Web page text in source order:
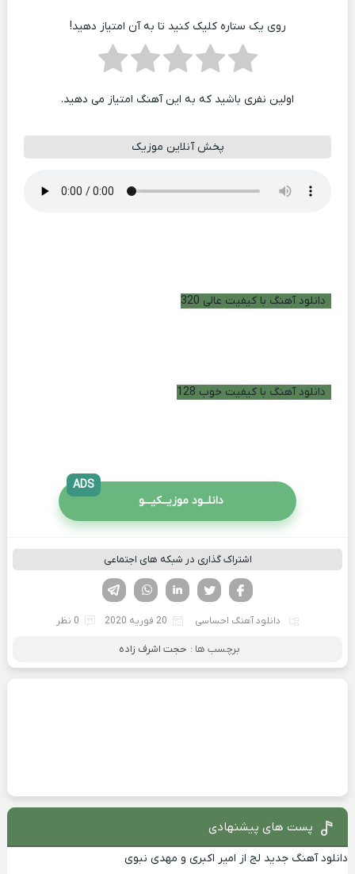
روی یک ستاره کلیک کنید تا به آن امتیاز دهید!
اولین نفری باشید که به این آهنگ امتیاز می دهید.
پخش آنلاین موزیک
دانلود آهنگ با کیفیت عالی 320
دانلود آهنگ با کیفیت خوب 128
دانلــود موزیــکیـــو
ADS
اشتراک گذاری در شبکه های اجتماعی
لینکدین تویتر
فیسوک
دانلود آهنگ احساسی 20 فوریه 2020 0 نظر
برچسب ها : حجت اشرف زاده
پست های پیشنهادی
دانلود آهنگ جدید لج از امیر اکبری و مهدی نبوی